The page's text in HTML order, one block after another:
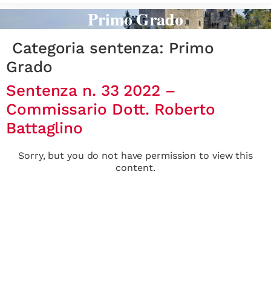
Primo Grado
Categoria sentenza: Primo
Grado
Sentenza n. 33 2022 –
Commissario Dott. Roberto
Battaglino
Sorry, but you do not have permission to view this
content.